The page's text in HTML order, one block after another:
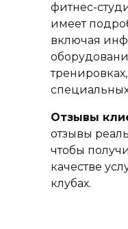
фитнес-
имеет
включая
Отзывы
отзывы
чтобы
качестве
клубах.